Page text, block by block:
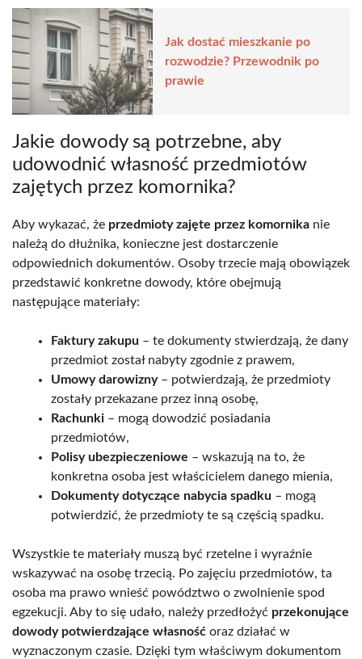
Jak dostać mieszkanie po
rozwodzie? Przewodnik po
prawie
Jakie dowody są potrzebne, aby
udowodnić własność przedmiotów
zajętych przez komornika?
Aby wykazać, że przedmioty zajęte przez komornika nie
należą do dłużnika, konieczne jest dostarczenie
odpowiednich dokumentów. Osoby trzecie mają obowiązek
przedstawić konkretne dowody, które obejmują
następujące materiały:
Faktury zakupu – te dokumenty stwierdzają, że dany
przedmiot został nabyty zgodnie z prawem,
Umowy darowizny– potwierdzają, że przedmioty
zostały przekazane przez inną osobę,
Rachunki – mogą dowodzić posiadania
przedmiotów,
Polisy ubezpieczeniowe – wskazują na to, że
konkretna osoba jest właścicielem danego mienia,
Dokumenty dotyczące nabycia spadku – mogą
potwierdzić, że przedmioty te są częścią spadku.
Wszystkie te materiały muszą być rzetelne i wyraźnie
wskazywać na osobę trzecią. Po zajęciu przedmiotów, ta
osoba ma prawo wnieść powództwo o zwolnienie spod
egzekucji. Aby to się udało, należy przedłożyć przekonujące
dowody potwierdzające własność oraz działać w
wyznaczonym czasie. Dzięki tym właściwym dokumentom